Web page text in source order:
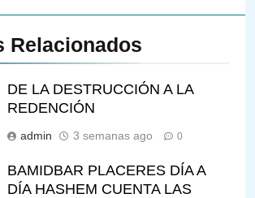
Relacionados
DE LA DESTRUCCIÓN A LA
REDENCIÓN
admin 3 semanas ago 0
BAMIDBAR PLACERES DÍA A
DÍA HASHEM CUENTA LAS